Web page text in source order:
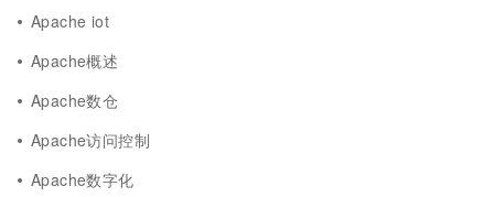
Apache iot
Apache概述
Apache数仓
Apache访问控制
Apache数字化